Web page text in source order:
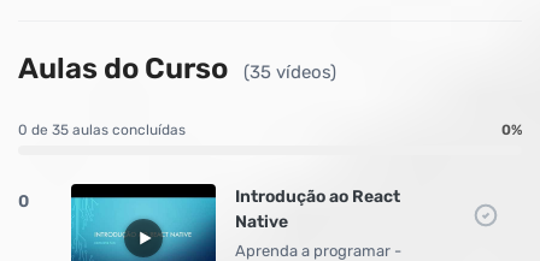
Aulas do Curso (35 vídeos)
0 de 35 aulas concluídas 0%
0
Introdução ao React
Native
Aprenda a programar -